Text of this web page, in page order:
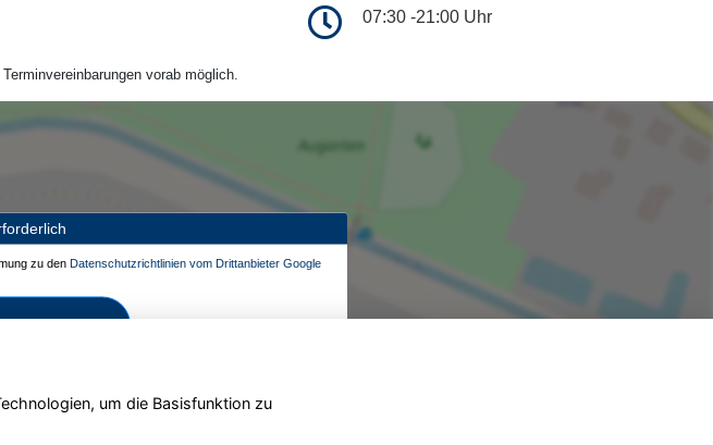
07:30 -21:00 Uhr
vorab möglich.
zu den Datenschutzrichtlinien vom Drittanbieter Google
aktivieren
um die Basisfunktion zu